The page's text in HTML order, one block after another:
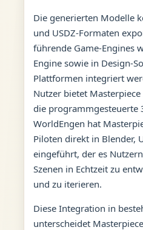
Die generierten Modelle
und USDZ-Formaten
führende Game-Engines
Engine sowie in Design-
Plattformen integriert
Nutzer bietet
die programmgesteuerte
WorldEngen hat
Piloten direkt in Blender,
eingeführt, der es
Szenen in Echtzeit zu
und zu iterieren.
Diese Integration in
unterscheidet